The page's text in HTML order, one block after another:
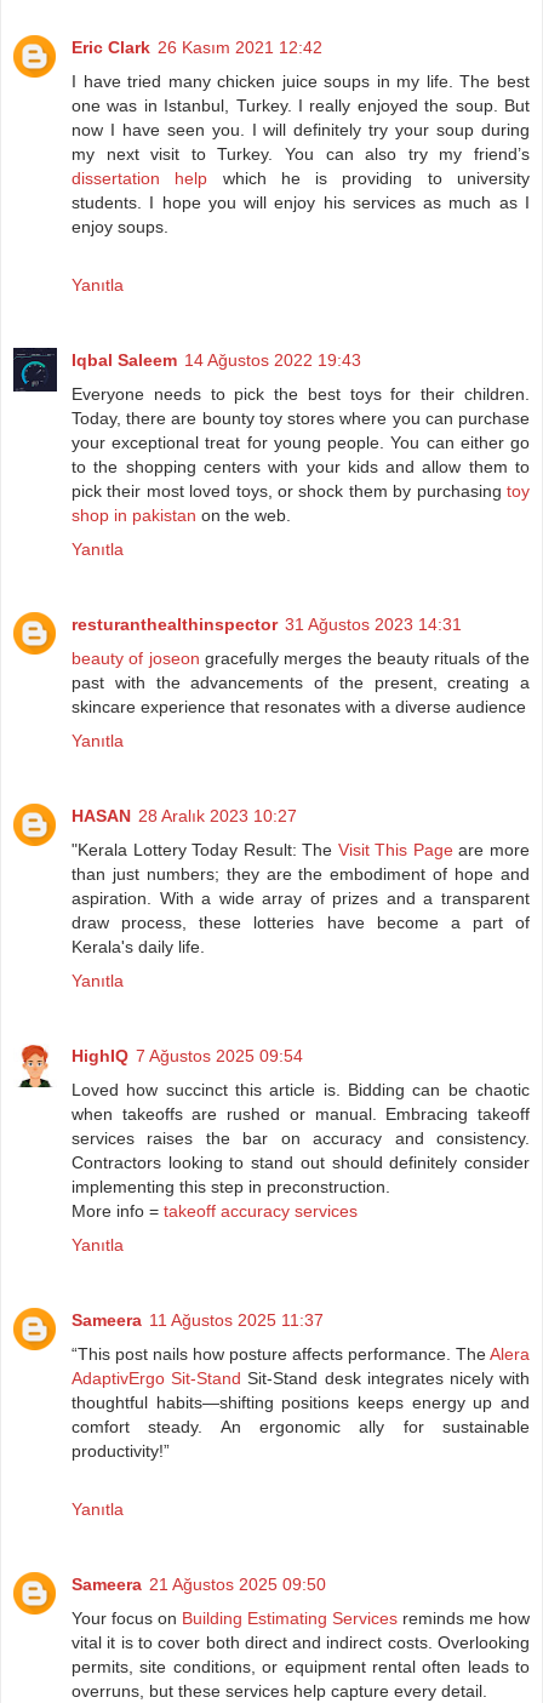
Eric Clark 26 Kasım 2021 12:42
I have tried many chicken juice soups in my life. The best
one was in Istanbul, Turkey. I really enjoyed the soup. But
now I have seen you. I will definitely try your soup during
my next visit to Turkey. You can also try my friend’s
dissertation help which he is providing to university
students. I hope you will enjoy his services as much as I
enjoy soups.
Yanıtla
Iqbal Saleem 14 Ağustos 2022 19:43
Everyone needs to pick the best toys for their children.
Today, there are bounty toy stores where you can purchase
your exceptional treat for young people. You can either go
to the shopping centers with your kids and allow them to
pick their most loved toys, or shock them by purchasing toy
shop in pakistan on the web.
Yanıtla
resturanthealthinspector 31 Ağustos 2023 14:31
beauty of joseon gracefully merges the beauty rituals of the
past with the advancements of the present, creating a
skincare experience that resonates with a diverse audience
Yanıtla
HASAN 28 Aralık 2023 10:27
"Kerala Lottery Today Result: The Visit This Pageare more
than just numbers; they are the embodiment of hope and
aspiration. With a wide array of prizes and a transparent
draw process, these lotteries have become a part of
Kerala's daily life.
Yanıtla
HighIQ 7 Ağustos 2025 09:54
Loved how succinct this article is. Bidding can be chaotic
when takeoffs are rushed or manual. Embracing takeoff
services raises the bar on accuracy and consistency.
Contractors looking to stand out should definitely consider
implementing this step in preconstruction.
More info = takeoff accuracy services
Yanıtla
Sameera 11 Ağustos 2025 11:37
“This post nails how posture affects performance. TheAlera
AdaptivErgo Sit-Stand Sit-Stand desk integrates nicely with
thoughtful habits—shifting positions keeps energy up and
comfort steady. An ergonomic ally for sustainable
productivity!”
Yanıtla
Sameera 21 Ağustos 2025 09:50
Your focus on Building Estimating Services reminds me how
vital it is to cover both direct and indirect costs. Overlooking
permits, site conditions, or equipment rental often leads to
overruns, but these services help capture every detail.